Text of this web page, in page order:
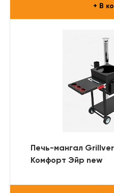
+ В
Печь-мангал
Комфорт Эйр new